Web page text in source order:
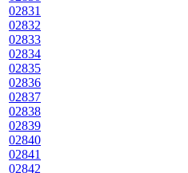
02831
02832
02833
02834
02835
02836
02837
02838
02839
02840
02841
02842